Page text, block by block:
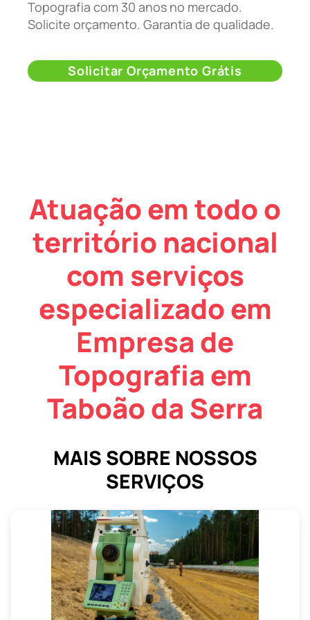
Topografia com 30 anos no mercado.
Solicite orçamento. Garantia de qualidade.
Solicitar Orçamento Grátis
Atuação em todo o
território nacional
com serviços
especializado em
Empresa de
Topografia em
Taboão da Serra
MAIS SOBRE NOSSOS
SERVIÇOS